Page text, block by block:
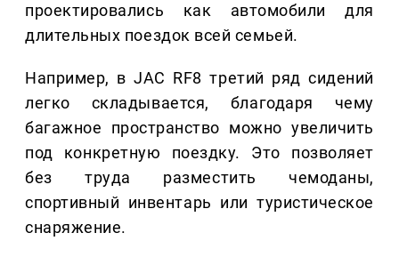
проектировались как автомобили для
длительных поездок всей семьей.
Например, в JAC RF8 третий ряд сидений
легко складывается, благодаря чему
багажное пространство можно увеличить
под конкретную поездку. Это позволяет
без труда разместить чемоданы,
спортивный инвентарь или туристическое
снаряжение.